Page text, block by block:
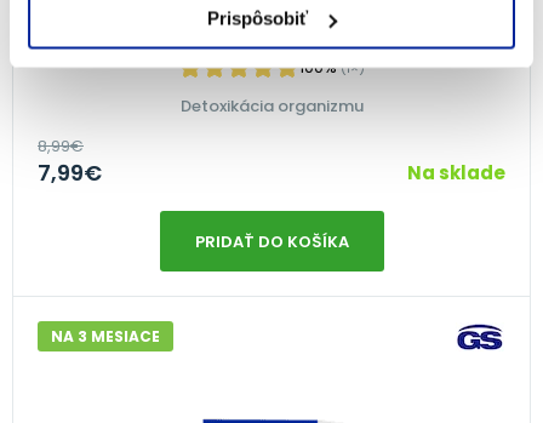
Prispôsobiť
GS Pestrec MARIÁNSKY, 60 tabliet
100%(1×)
Detoxikácia organizmu
8,99€
7,99€ Na sklade
PRIDAŤ DO KOŠÍKA
NA 3 MESIACE